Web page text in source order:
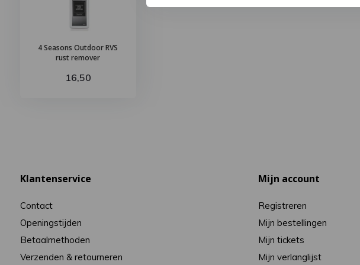
4 Seasons Outdoor RVS
rust remover
16,50
Klantenservice
Contact
Openingstijden
Betaalmethoden
Verzenden & retourneren
Mijn account
Registreren
Mijn bestellingen
Mijn tickets
Mijn verlanglijst